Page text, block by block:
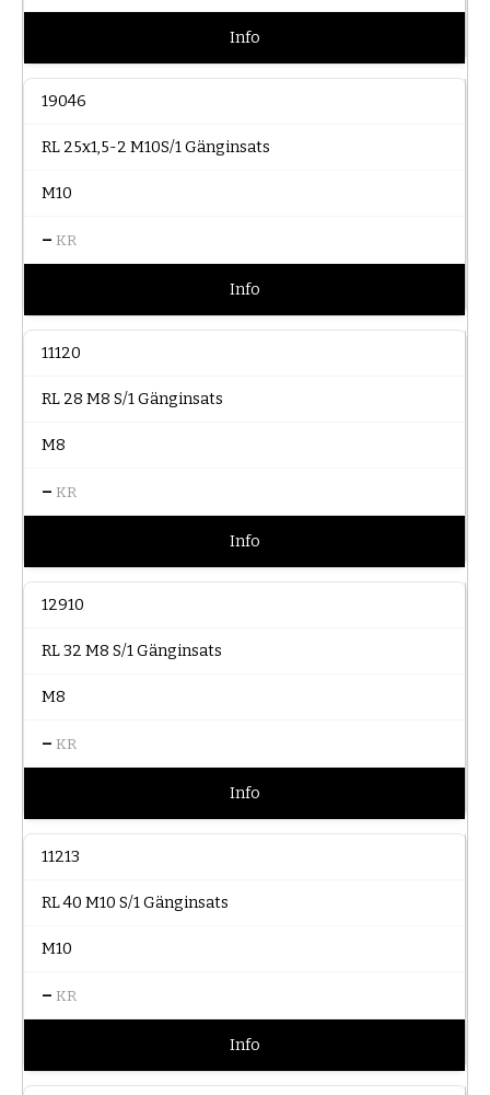
Info
19046
RL 25x1,5-2 M10S/1 Gänginsats
M10
– KR
Info
11120
RL 28 M8 S/1 Gänginsats
M8
– KR
Info
12910
RL 32 M8 S/1 Gänginsats
M8
– KR
Info
11213
RL 40 M10 S/1 Gänginsats
M10
– KR
Info